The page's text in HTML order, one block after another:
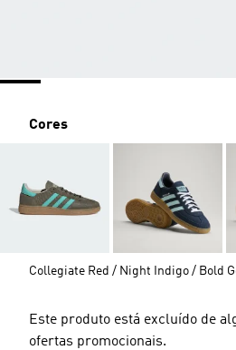
Cores
Collegiate Red / Night Indigo / Bold
Este produto está excluído de
ofertas promocionais.